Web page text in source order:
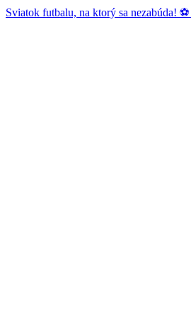
Sviatok futbalu, na ktorý sa nezabúda!